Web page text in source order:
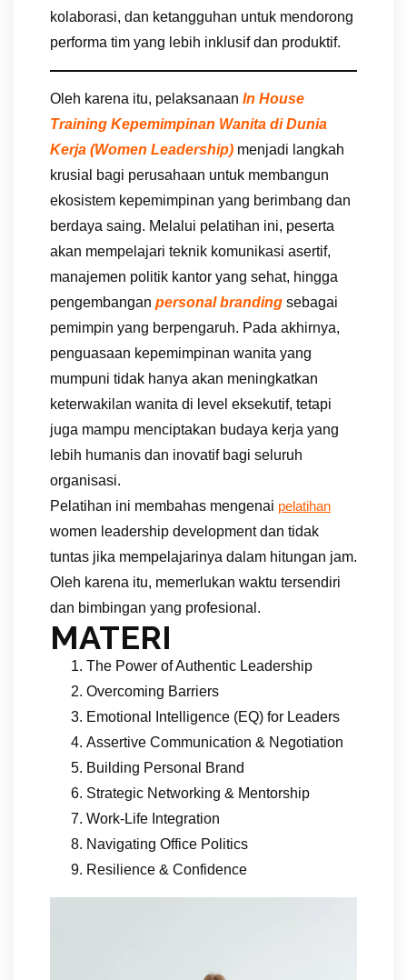
kolaborasi, dan ketangguhan untuk mendorong
performa tim yang lebih inklusif dan produktif.
Oleh karena itu, pelaksanaan In House
Training Kepemimpinan Wanita di Dunia
Kerja (Women Leadership) menjadi langkah
krusial bagi perusahaan untuk membangun
ekosistem kepemimpinan yang berimbang dan
berdaya saing. Melalui pelatihan ini, peserta
akan mempelajari teknik komunikasi asertif,
manajemen politik kantor yang sehat, hingga
pengembangan personal branding sebagai
pemimpin yang berpengaruh. Pada akhirnya,
penguasaan kepemimpinan wanita yang
mumpuni tidak hanya akan meningkatkan
keterwakilan wanita di level eksekutif, tetapi
juga mampu menciptakan budaya kerja yang
lebih humanis dan inovatif bagi seluruh
organisasi.
Pelatihan ini membahas mengenai pelatihan
women leadership development dan tidak
tuntas jika mempelajarinya dalam hitungan jam.
Oleh karena itu, memerlukan waktu tersendiri
dan bimbingan yang profesional.
MATERI
The Power of Authentic Leadership
Overcoming Barriers
Emotional Intelligence (EQ) for Leaders
Assertive Communication & Negotiation
Building Personal Brand
Strategic Networking & Mentorship
Work-Life Integration
Navigating Office Politics
Resilience & Confidence